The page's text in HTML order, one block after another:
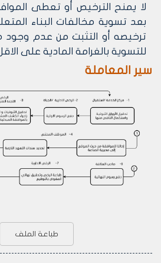
لا يمنح الترخيص أو تعطى
بعد تسوية مخالفات البناء
ترخيصه أو التثبت من عدم وجود
للتسوية بالغرامة المادية على
سير المعاملة
طباعة الملف